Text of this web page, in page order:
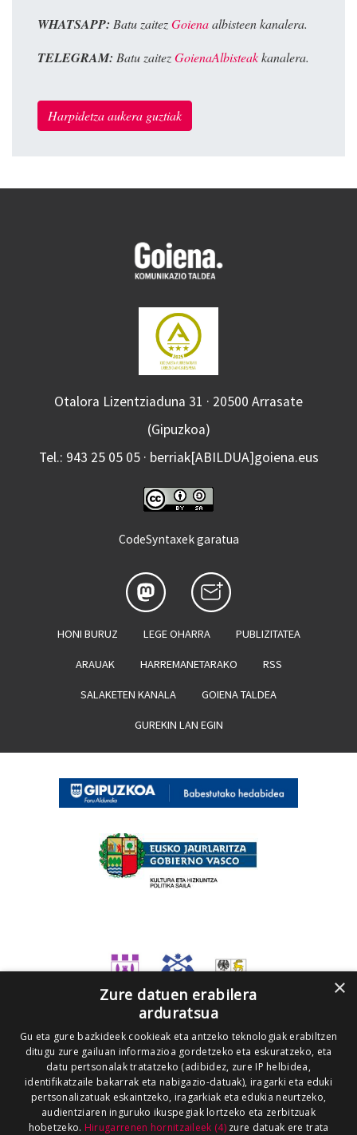
WHATSAPP: Batu zaitezGoienaalbisteen kanalera.
TELEGRAM: Batu zaitezGoienaAlbisteakkanalera.
Harpidetza aukera guztiak
Otalora Lizentziaduna 31 · 20500 Arrasate
(Gipuzkoa)
Tel.: 943 25 05 05 · berriak[ABILDUA]goiena.eus
CodeSyntaxek garatua
HONI BURUZ LEGE OHARRA PUBLIZITATEA
ARAUAK HARREMANETARAKO RSS
SALAKETEN KANALA GOIENA TALDEA
GUREKIN LAN EGIN
×
Zure datuen erabilera
arduratsua
Gu eta gure bazkideek cookieak eta antzeko teknologiak erabiltzen
ditugu zure gailuan informazioa gordetzeko eta eskuratzeko, eta
datu pertsonalak tratatzeko (adibidez, zure IP helbidea,
identifikatzaile bakarrak eta nabigazio-datuak), iragarki eta eduki
pertsonalizatuak eskaintzeko, iragarkiak eta edukia neurtzeko,
audientziaren inguruko ikuspegiak lortzeko eta zerbitzuak
hobetzeko. Hirugarrenen hornitzaileek (4)zure datuak ere trata